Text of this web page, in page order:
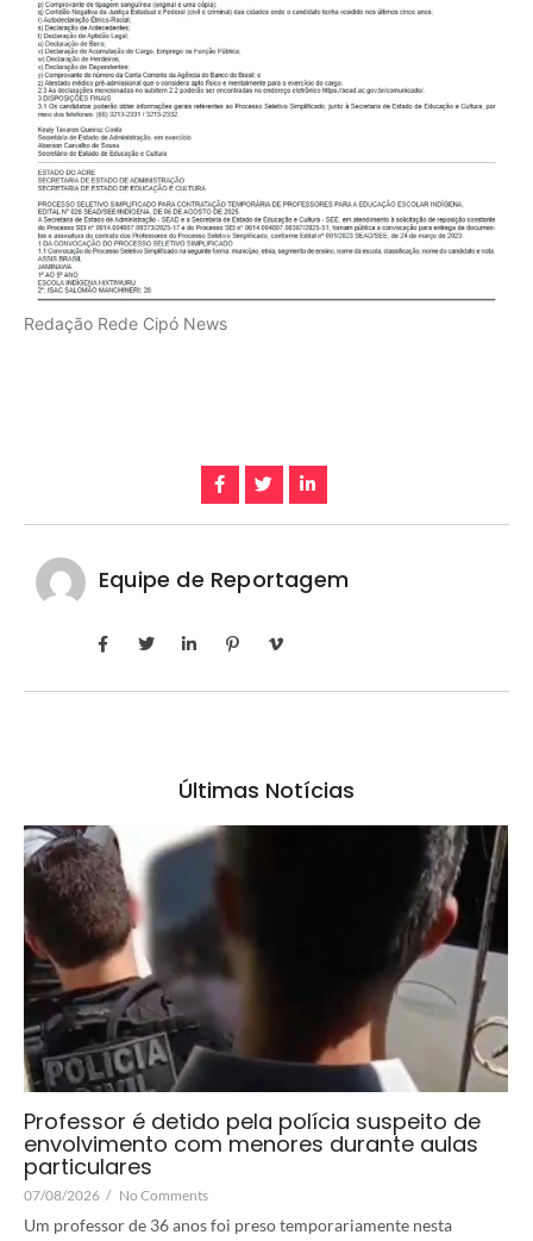
Redação Rede Cipó News
Equipe de Reportagem
Últimas Notícias
Professor é detido pela polícia suspeito de
envolvimento com menores durante aulas
particulares
07/08/2026 / No Comments
Um professor de 36 anos foi preso temporariamente nesta